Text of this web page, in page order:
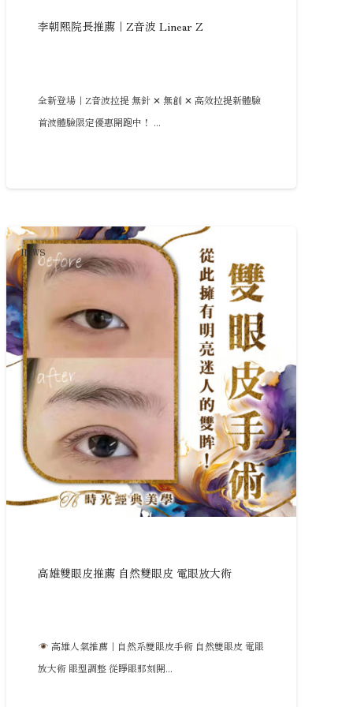
李朝熙院長推薦｜Z音波 Linear Z
全新登場｜Z音波拉提 無針 ✕ 無創 ✕ 高效拉提新體驗
首波體驗限定優惠開跑中！ ...
NEWS
高雄雙眼皮推薦 自然雙眼皮 電眼放大術
高雄人氣推薦｜自然系雙眼皮手術 自然雙眼皮 電眼
放大術 眼型調整 從睜眼那刻開...